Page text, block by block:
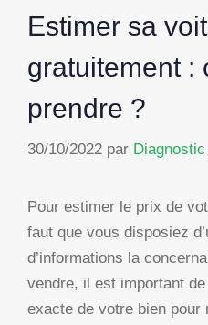
Estimer sa
gratuitement :
prendre ?
30/10/2022 par
Pour estimer le prix de
faut que vous disposiez
d’informations la
vendre, il est important
exacte de votre bien pour